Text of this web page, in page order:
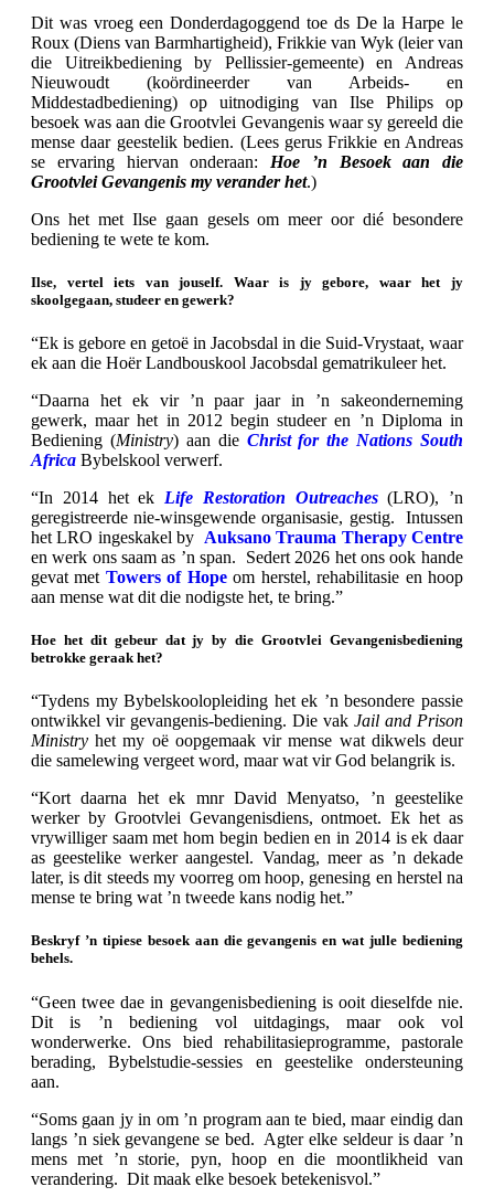
Dit was vroeg een Donderdagoggend toe ds De la Harpe le
Roux (Diens van Barmhartigheid), Frikkie van Wyk (leier van
die
Uitreikbediening by Pellissier-gemeente) en Andreas
Nieuwoudt (koördineerder van Arbeids- en
Middestadbediening) op uitnodiging van Ilse Philips op
besoek was aan die Grootvlei Gevangenis waar sy gereeld die
mense daar geestelik bedien. (Lees gerus Frikkie en Andreas
se ervaring hiervan onderaan: Hoe ’n Besoek aan die
Grootvlei Gevangenis my verander het.)
Ons het met Ilse gaan gesels om meer oor dié besondere
bediening te wete te kom.
Ilse, vertel iets van jouself. Waar is jy gebore, waar het jy
skoolgegaan, studeer en gewerk?
“Ek is gebore en getoë in Jacobsdal in die Suid-Vrystaat, waar
ek aan die Hoër Landbouskool Jacobsdal gematrikuleer het.
“Daarna het ek vir ’n paar jaar in ’n sakeonderneming
gewerk, maar het in 2012 begin studeer en ’n Diploma in
Bediening (Ministry) aan die Christ for the Nations South
Africa Bybelskool verwerf.
“In 2014 het ek Life Restoration Outreaches(LRO), ’n
geregistreerde nie-winsgewende organisasie, gestig. Intussen
het LRO ingeskakel by Auksano Trauma Therapy Centre
en werk ons saam as ’n span. Sedert 2026 het ons ook hande
gevat met Towers of Hopeom herstel, rehabilitasie en hoop
aan mense wat dit die nodigste het, te bring.”
Hoe het dit gebeur dat jy by die Grootvlei Gevangenisbediening
betrokke geraak het?
“Tydens my Bybelskoolopleiding het ek ’n besondere passie
ontwikkel vir gevangenis-bediening. Die vak Jail and Prison
Ministry het my oë oopgemaak vir mense wat dikwels deur
die samelewing vergeet word, maar wat vir God belangrik is.
“Kort daarna het ek mnr David Menyatso, ’n geestelike
werker by Grootvlei Gevangenisdiens, ontmoet. Ek het as
vrywilliger saam met hom begin bedien en in 2014 is ek daar
as geestelike werker aangestel. Vandag, meer as ’n dekade
later, is dit steeds my voorreg om hoop, genesing en herstel na
mense te bring wat ’n tweede kans nodig het.”
Beskryf ’n tipiese besoek aan die gevangenis en wat julle bediening
behels.
“Geen twee dae in gevangenisbediening is ooit dieselfde nie.
Dit is ’n bediening vol uitdagings, maar ook vol
wonderwerke. Ons bied rehabilitasieprogramme, pastorale
berading, Bybelstudie-sessies en geestelike ondersteuning
aan.
“Soms gaan jy in om ’n program aan te bied, maar eindig dan
langs ’n siek gevangene se bed. Agter elke seldeur is daar ’n
mens met ’n storie, pyn, hoop en die moontlikheid van
verandering. Dit maak elke besoek betekenisvol.”